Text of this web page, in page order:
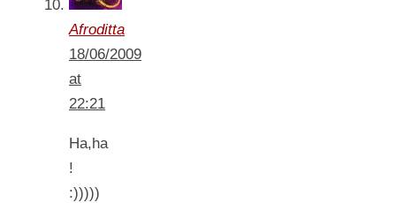
Afroditta
18/06/2009
at
22:21
Ha,ha
!
:)))))